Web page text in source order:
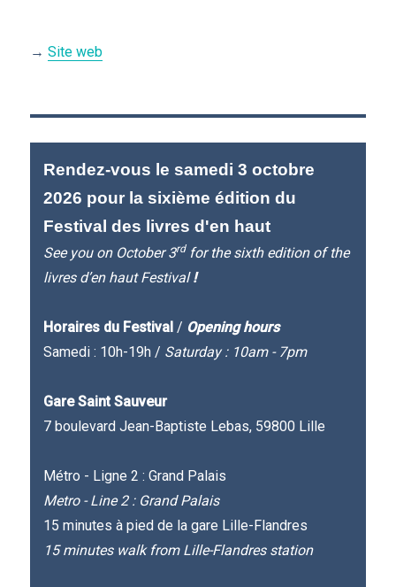
→Site web
Rendez-vous le samedi 3 octobre
2026 pour la sixième édition du
Festival des livres d'en haut
See you on October 3rdfor the sixth edition of the
livres d’en haut Festival!
Horaires du Festival / Opening hours
Samedi : 10h-19h / Saturday : 10am - 7pm
Gare Saint Sauveur
7 boulevard Jean-Baptiste Lebas, 59800 Lille
Métro - Ligne 2 : Grand Palais
Metro - Line 2 : Grand Palais
15 minutes à pied de la gare Lille-Flandres
15 minutes walk from Lille-Flandres station